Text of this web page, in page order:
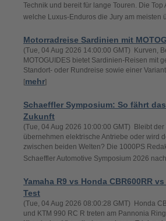
Technik und bereit für lange Touren. Die Top
welche Luxus-Enduros die Jury am meisten
Motorradreise Sardinien mit
(Tue, 04 Aug 2026 14:00:00 GMT) Kurven,
MOTOGUIDES bietet Sardinien-Reisen mit
Standort- oder Rundreise sowie einer
[mehr]
Schaeffler Symposium: So fährt
Zukunft
(Tue, 04 Aug 2026 10:00:00 GMT) Bleibt
übernehmen elektrische Antriebe oder wird
zwischen beiden Welten? Die 1000PS
Schaeffler Automotive Symposium 2026
Yamaha R9 vs Honda CBR600RR
Test
(Tue, 04 Aug 2026 08:00:28 GMT) Honda
und KTM 990 RC R treten am Pannonia